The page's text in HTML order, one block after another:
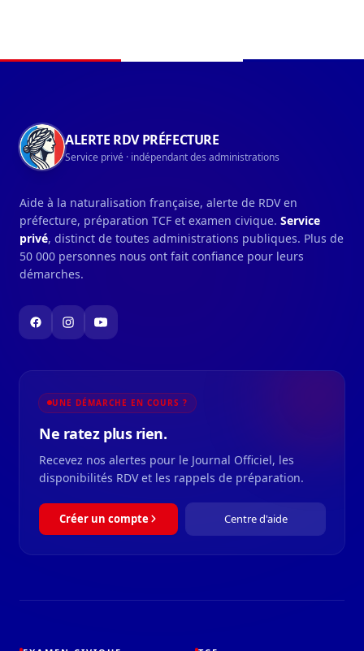
ALERTE RDV PRÉFECTURE
Service privé · indépendant des administrations
Aide à la naturalisation française, alerte de RDV en
préfecture, préparation TCF et examen civique. Service
privé, distinct de toutes administrations publiques. Plus de
50 000 personnes nous ont fait confiance pour leurs
démarches.
UNE DÉMARCHE EN COURS ?
Ne ratez plus rien.
Recevez nos alertes pour le Journal Officiel, les
disponibilités RDV et les rappels de préparation.
Créer un compte Centre d'aide